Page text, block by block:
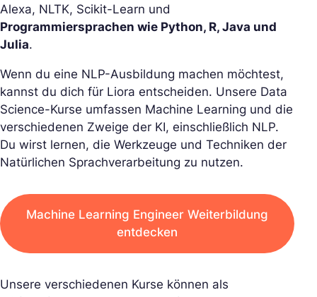
Alexa, NLTK, Scikit-Learn und
Programmiersprachen wie Python, R, Java und
Julia.
Wenn du eine NLP-Ausbildung machen möchtest,
kannst du dich für Liora entscheiden. Unsere Data
Science-Kurse umfassen Machine Learning und die
verschiedenen Zweige der KI, einschließlich NLP.
Du wirst lernen, die Werkzeuge und Techniken der
Natürlichen Sprachverarbeitung zu nutzen.
Machine Learning Engineer Weiterbildung
entdecken
Unsere verschiedenen Kurse können als